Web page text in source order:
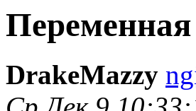
Переменная
DrakeMazzy